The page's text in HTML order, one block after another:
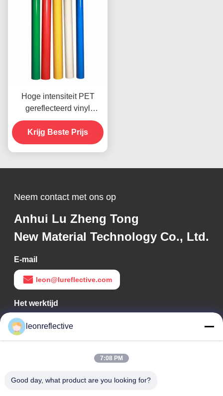
Hoge intensiteit PET
gereflecteerd vinyl
doorschijnend
reflecterend vinylplaatje
Krijg Beste Prijs
Neem contact met ons op
Anhui Lu Zheng Tong
New Material Technology Co., Ltd.
E-mail
leon@lureflective.com
Het werktijd
9:00-18:00
Ons adres
Technology Park, High-tech Zone, Hefei, Anhui, China
leonreflective
7:08 PM
Good day, what product are you looking for?